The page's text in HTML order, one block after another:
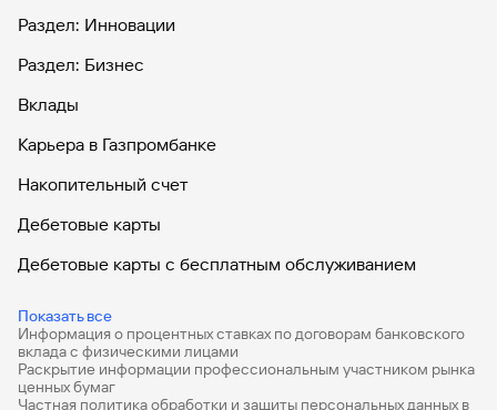
Раздел: Инновации
Раздел: Бизнес
Вклады
Карьера в Газпромбанке
Накопительный счет
Дебетовые карты
Дебетовые карты с бесплатным обслуживанием
Показать все
Банковские вклады на 3 месяца
Вклады с высоким процентом
Информация о процентных ставках по договорам банковского
вклада с физическими лицами
Раскрытие информации профессиональным участником рынка
ценных бумаг
Частная политика обработки и защиты персональных данных в